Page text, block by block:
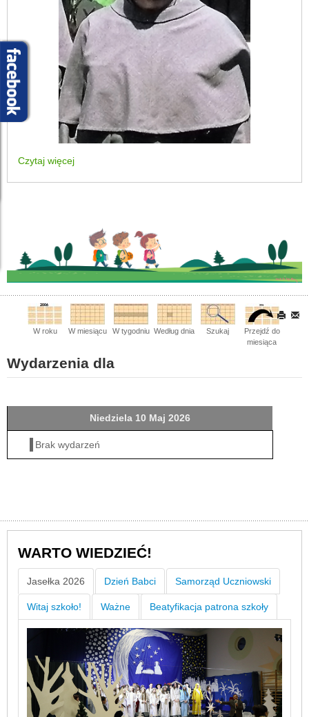
Czytaj więcej
W roku W miesiącu W tygodniu Według dnia Szukaj
Przejdź do
miesiąca
Wydarzenia dla
Niedziela 10 Maj 2026
Brak wydarzeń
WARTO WIEDZIEĆ!
Jasełka 2026 Dzień Babci Samorząd Uczniowski
Witaj szkoło! Ważne Beatyfikacja patrona szkoły